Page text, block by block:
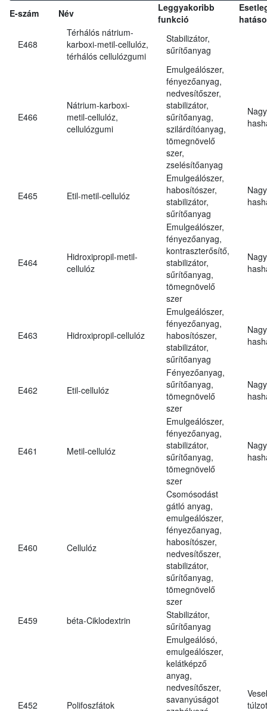
E-szám Név
Leggyakoribb
funkció
E468
Térhálós nátrium-
karboxi-metil-cellulóz,
térhálós cellulózgumi
Stabilizátor,
sűrítőanyag
E466
Nátrium-karboxi-
metil-cellulóz,
cellulózgumi
Emulgeálószer,
fényezőanyag,
nedvesítőszer,
stabilizátor,
sűrítőanyag,
szilárdítóanyag,
tömegnövelő
szer,
zselésítőanyag
E465 Etil-metil-cellulóz
Emulgeálószer,
habosítószer,
stabilizátor,
sűrítőanyag
E464
Hidroxipropil-metil-
cellulóz
Emulgeálószer,
fényezőanyag,
kontraszterősítő,
stabilizátor,
sűrítőanyag,
tömegnövelő
szer
E463 Hidroxipropil-cellulóz
Emulgeálószer,
fényezőanyag,
habosítószer,
stabilizátor,
sűrítőanyag
E462 Etil-cellulóz
Fényezőanyag,
sűrítőanyag,
tömegnövelő
szer
E461 Metil-cellulóz
Emulgeálószer,
fényezőanyag,
stabilizátor,
sűrítőanyag,
tömegnövelő
szer
E460 Cellulóz
Csomósodást
gátló anyag,
emulgeálószer,
fényezőanyag,
habosítószer,
nedvesítőszer,
stabilizátor,
sűrítőanyag,
tömegnövelő
szer
E459
béta-Ciklodextrin
Stabilizátor,
sűrítőanyag
E452 Polifoszfátok
Emulgeálósó,
emulgeálószer,
kelátképző
anyag,
nedvesítőszer,
savanyúságot